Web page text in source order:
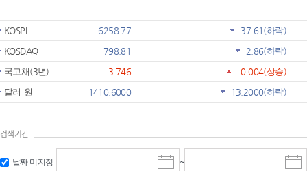
KOSPI 6258.77 37.61 (하락)
KOSDAQ
798.81 2.86(하락)
국고채(3년)
3.746 0.004(상승)
달러-원
1410.6000 13.2000(하락)
검색기간
날짜 미지정
시
~
종